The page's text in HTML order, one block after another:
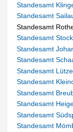
Standesamt
Standesamt
Standesamt
Standesamt
Standesamt
Standesamt
Standesamt
Standesamt
Standesamt
Standesamt
Standesamt
Standesamt